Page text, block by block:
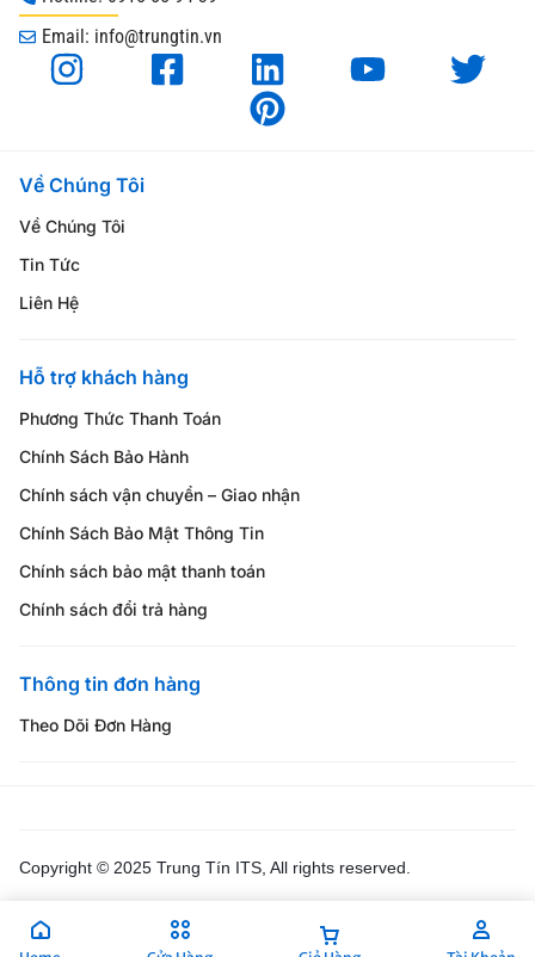
Email: info@trungtin.vn
Về Chúng Tôi
Về Chúng Tôi
Tin Tức
Liên Hệ
Hỗ trợ khách hàng
Phương Thức Thanh Toán
Chính Sách Bảo Hành
Chính sách vận chuyển – Giao nhận
Chính Sách Bảo Mật Thông Tin
Chính sách bảo mật thanh toán
Chính sách đổi trả hàng
Thông tin đơn hàng
Theo Dõi Đơn Hàng
Copyright © 2025 Trung Tín ITS, All rights reserved.